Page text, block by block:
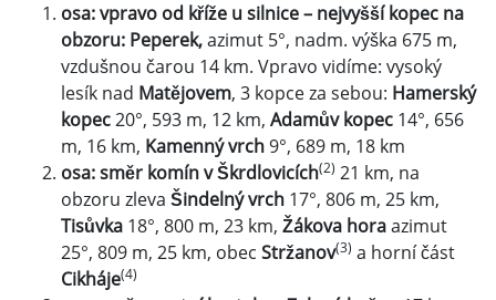
osa: vpravo od kříže u silnice – nejvyšší kopec na
obzoru: Peperek,azimut 5°, nadm. výška 675 m,
vzdušnou čarou 14 km. Vpravo vidíme: vysoký
lesík nad Matějovem, 3 kopce za sebou: Hamerský
kopec20°, 593 m, 12 km, Adamův kopec 14°, 656
m, 16 km, Kamenný vrch9°, 689 m, 18 km
osa: směr komín v Škrdlovicích(2) 21 km, na
obzoru zleva Šindelný vrch 17°, 806 m, 25 km,
Tisůvka 18°, 800 m, 23 km, Žákova horaazimut
25°, 809 m, 25 km, obec Stržanov(3) a horní část
Cikháje(4)